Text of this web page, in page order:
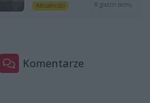
Aktualności 8 godzin temu
Komentarze